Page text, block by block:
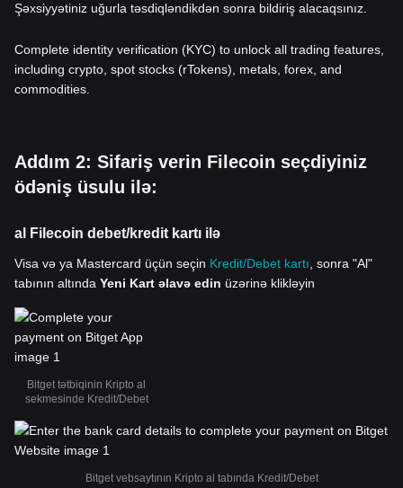
Şəxsiyyətiniz uğurla təsdiqləndikdən sonra bildiriş alacaqsınız.
Complete identity verification (KYC) to unlock all trading features,
including crypto, spot stocks (rTokens), metals, forex, and
commodities.
Addım 2: Sifariş verin Filecoin seçdiyiniz
ödəniş üsulu ilə:
al Filecoin debet/kredit kartı ilə
Visa və ya Mastercard üçün seçin Kredit/Debet kartı , sonra "Al"
tabının altında Yeni Kart əlavə edin üzərinə klikləyin
Bitget tətbiqinin Kripto al
sekmesinde Kredit/Debet
Bitget vebsaytının Kripto al tabında Kredit/Debet